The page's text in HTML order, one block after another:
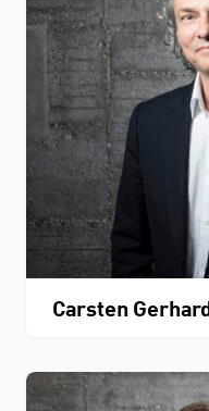
Carsten